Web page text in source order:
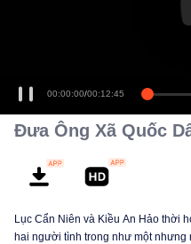
00:00:00/00:12:45
Đưa Ông Xã Quốc
Lục Cẩn Niên và Kiều An Hảo thời
hai người tình trong như một nhưng